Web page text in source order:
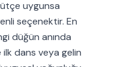
uygunsa
seçenektir. En
düğün anında
ilk dans veya gelin